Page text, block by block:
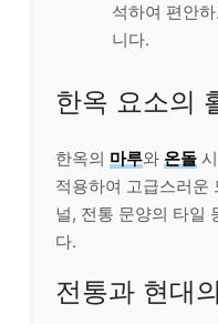
석하여 편안
니다.
한옥 요소의
한옥의 마루와 온돌
적용하여 고급스러운
널, 전통 문양의 타일
다.
전통과 현대